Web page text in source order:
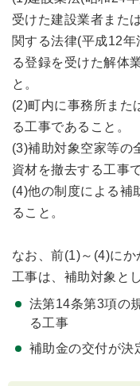
受けた建設業者また
関する法律(平成12
る登録を受けた解体
と。
(2)町内に事務所また
る工事であること。
(3)補助対象空家等の
資材を撤去する工事
(4)他の制度による補
ること。
なお、前(1)～(4)に
工事は、補助対象と
法第14条第3項の
る工事
補助金の交付が決